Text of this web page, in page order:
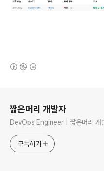
짧은머리 개발자
DevOps Engineer | 짧은머리 개
구독하기